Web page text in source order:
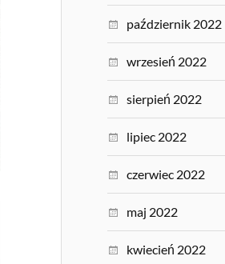
październik 2022
wrzesień 2022
sierpień 2022
lipiec 2022
czerwiec 2022
maj 2022
kwiecień 2022